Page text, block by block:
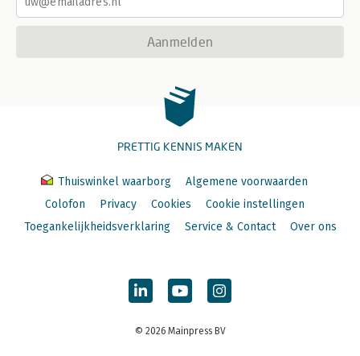
Aanmelden
PRETTIG KENNIS MAKEN
Thuiswinkel waarborg
Algemene voorwaarden
Colofon
Privacy Cookies
Cookie instellingen
Toegankelijkheidsverklaring
Service & Contact Over ons
© 2026 Mainpress BV